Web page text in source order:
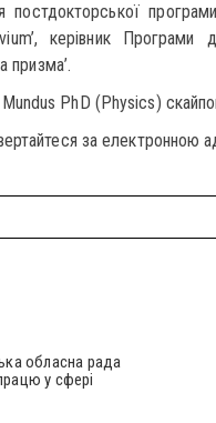
постдокторської
керівник Програми
призма’.
PhD (Physics)
за електронною
обласна рада
у сфері